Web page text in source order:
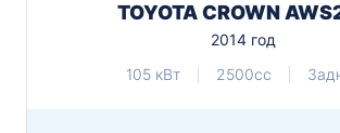
TOYOTA CROWN
2014 год
105 кВт
2500cc